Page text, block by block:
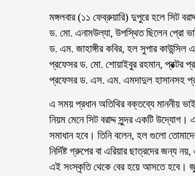
মঙ্গলবার (১১ ফেব্রুয়ারি) দুপুরে হলে সিট
ড. মো. এনামউল্যা, উপস্থিত ছিলেন প্রো
ড. এম. জাহাঙ্গীর কবির, হল সুপার
প্রফেসর ড. মো. শোয়াইবুর রহমান, প্রক্টর
প্রফেসর ড. এস. এম. এমদাদুল হাসানসহ
এ সময় প্রধান অতিথির বক্তব্যে মাননীয়
নিয়ম মেনে সিট বরাদ্দ সুন্দর একটি
সমাধান হবে। তিনি বলেন, হল গুলো
নির্দিষ্ট গ্রুপের বা এরিয়ার ছাত্রদের জন্য
এই সংস্কৃতি থেকে বের হয়ে আসতে হবে।